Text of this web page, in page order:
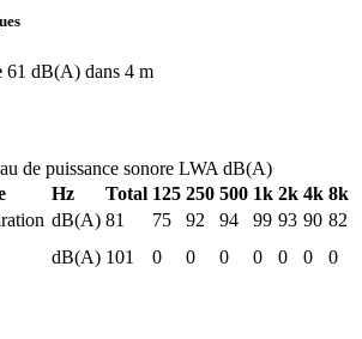
61 dB(A) dans 4 m
de puissance sonore LWA dB(A)
Hz Total 125 250 500 1k 2k 4k 8k
dB(A) 81 75 92 94 99 93 90 82
dB(A) 101 0 0 0 0 0 0 0